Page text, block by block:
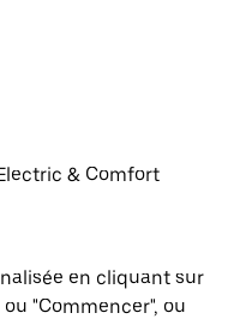
& Comfort
en cliquant sur
"Commencer", ou